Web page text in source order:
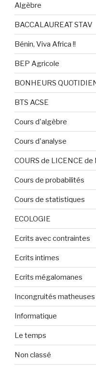
Algèbre
BACCALAUREAT STAV
Bénin, Viva Africa !!
BEP Agricole
BONHEURS
BTS ACSE
Cours d'algèbre
Cours d'analyse
COURS de LICENCE de
Cours de probabilités
Cours de statistiques
ECOLOGIE
Ecrits avec contraintes
Ecrits intimes
Ecrits mégalomanes
Incongruités matheuses
Informatique
Le temps
Non classé